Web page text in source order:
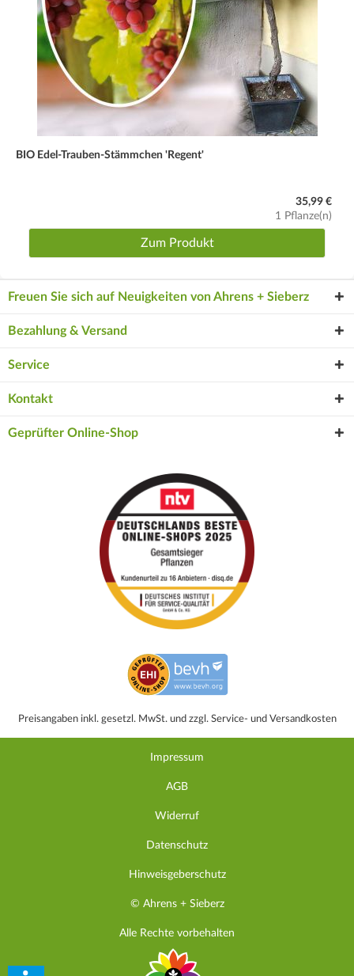
BIO Edel-Trauben-Stämmchen 'Regent'
35,99 €
1 Pflanze(n)
Zum Produkt
Freuen Sie sich auf Neuigkeiten von Ahrens + Sieberz
Bezahlung & Versand
Service
Kontakt
Geprüfter Online-Shop
Preisangaben inkl. gesetzl. MwSt. und zzgl. Service- und Versandkosten
Impressum
AGB
Widerruf
Datenschutz
Hinweisgeberschutz
© Ahrens + Sieberz
Alle Rechte vorbehalten